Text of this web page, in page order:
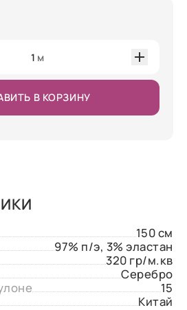
1 м
В КОРЗИНУ
150 см
97% п/э, 3% эластан
320 гр/м.кв
Серебро
15
Китай